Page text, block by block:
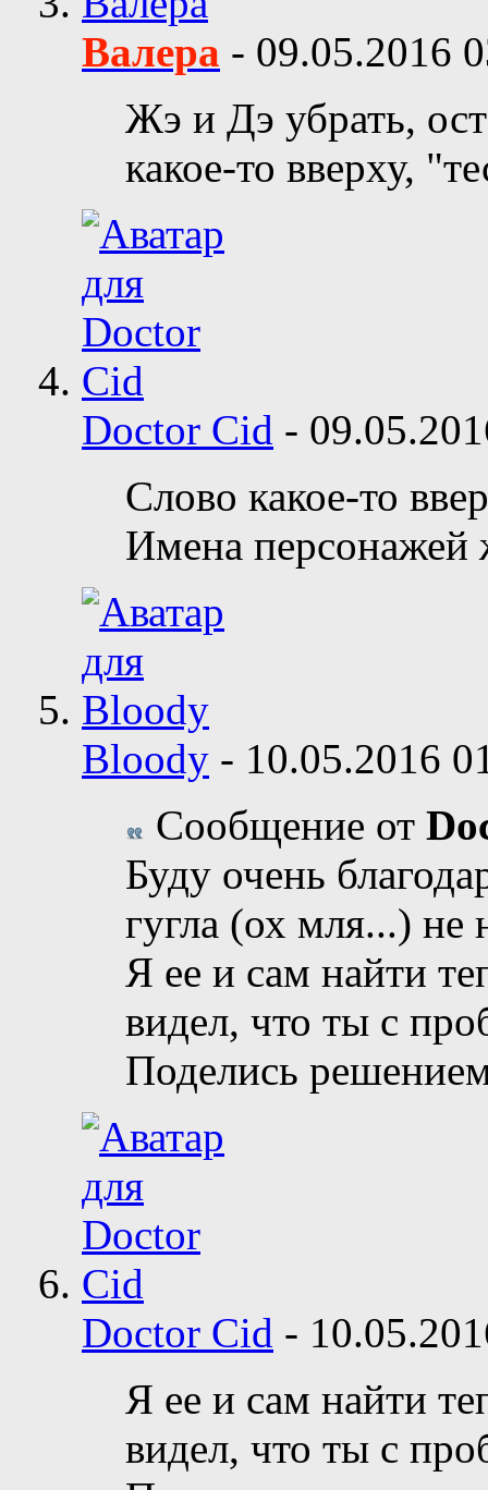
Валера - 09.05.2016
Жэ и Дэ убрать,
какое-то вверху,
Doctor Cid -
Слово какое-то
Имена персонажей
Bloody - 10.05.2016
Сообщение от
Буду очень
гугла (ох мля...) не
Я ее и сам найти
видел, что ты с
Поделись
Doctor Cid -
Я ее и сам найти
видел, что ты с